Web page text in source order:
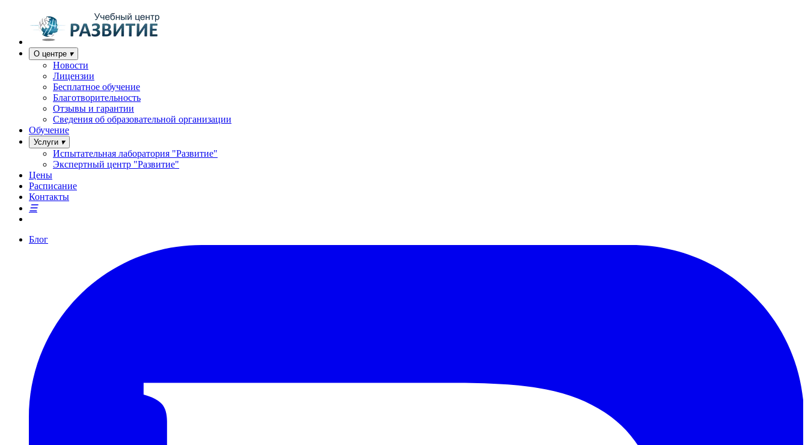
О центре
Новости
Лицензии
Бесплатное обучение
Благотворительность
Отзывы и гарантии
Сведения об образовательной организации
Обучение
Услуги
Испытательная лаборатория "Развитие"
Экспертный центр "Развитие"
Цены
Расписание
Контакты
Блог